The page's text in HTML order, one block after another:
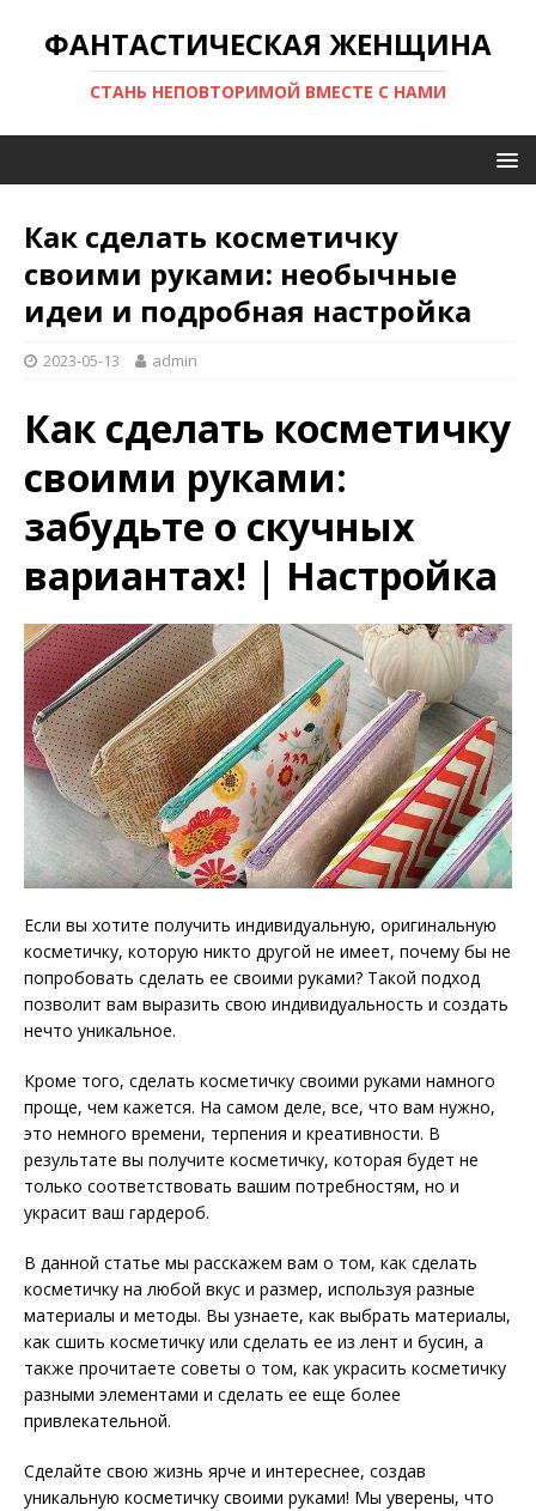
ФАНТАСТИЧЕСКАЯ ЖЕНЩИНА
СТАНЬ НЕПОВТОРИМОЙ ВМЕСТЕ С НАМИ
Как сделать косметичку
своими руками: необычные
идеи и подробная настройка
2023-05-13 admin
Как сделать косметичку
своими руками:
забудьте о скучных
вариантах! | Настройка
Если вы хотите получить индивидуальную, оригинальную
косметичку, которую никто другой не имеет, почему бы не
попробовать сделать ее своими руками? Такой подход
позволит вам выразить свою индивидуальность и создать
нечто уникальное.
Кроме того, сделать косметичку своими руками намного
проще, чем кажется. На самом деле, все, что вам нужно,
это немного времени, терпения и креативности. В
результате вы получите косметичку, которая будет не
только соответствовать вашим потребностям, но и
украсит ваш гардероб.
В данной статье мы расскажем вам о том, как сделать
косметичку на любой вкус и размер, используя разные
материалы и методы. Вы узнаете, как выбрать материалы,
как сшить косметичку или сделать ее из лент и бусин, а
также прочитаете советы о том, как украсить косметичку
разными элементами и сделать ее еще более
привлекательной.
Сделайте свою жизнь ярче и интереснее, создав
уникальную косметичку своими руками! Мы уверены, что